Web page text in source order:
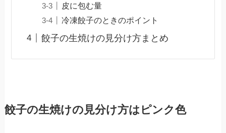
皮に包む量
冷凍餃子のときのポイント
餃子の生焼けの見分け方まとめ
餃子の生焼けの見分け方はピンク色